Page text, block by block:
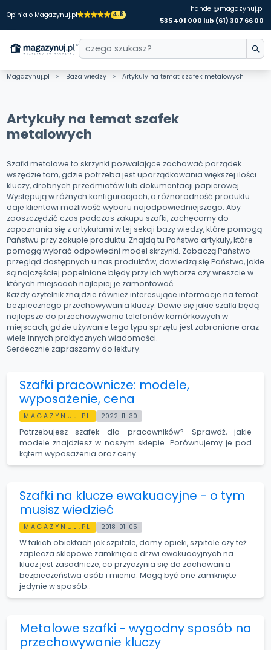
Opinia o Magazynuj.pl 4.8
handel@magazynuj.pl
535 401 000 lub (61) 307 66 00
Magazynuj.pl Baza wiedzy Artykuły na temat szafek metalowych
Artykuły na temat szafek
metalowych
Szafki metalowe to skrzynki pozwalające zachować porządek
wszędzie tam, gdzie potrzeba jest uporządkowania większej ilości
kluczy, drobnych przedmiotów lub dokumentacji papierowej.
Występują w różnych konfiguracjach, a różnorodność produktu
daje klientowi możliwość wyboru najodpowiedniejszego. Aby
zaoszczędzić czas podczas zakupu szafki, zachęcamy do
zapoznania się z artykułami w tej sekcji bazy wiedzy, które pomogą
Państwu przy zakupie produktu. Znajdą tu Państwo artykuły, które
pomogą wybrać odpowiedni model skrzynki. Zobaczą Państwo
przegląd dostępnych u nas produktów, dowiedzą się Państwo, jakie
są najczęściej popełniane błędy przy ich wyborze czy wreszcie w
których miejscach najlepiej je zamontować.
Każdy czytelnik znajdzie również interesujące informacje na temat
bezpiecznego przechowywania kluczy. Dowie się jakie szafki będą
najlepsze do przechowywania telefonów komórkowych w
miejscach, gdzie używanie tego typu sprzętu jest zabronione oraz
wiele innych praktycznych wiadomości.
Serdecznie zapraszamy do lektury.
Szafki pracownicze: modele,
wyposażenie, cena
MAGAZYNUJ.PL 2022-11-30
Potrzebujesz szafek dla pracowników? Sprawdź, jakie
modele znajdziesz w naszym sklepie. Porównujemy je pod
kątem wyposażenia oraz ceny.
Szafki na klucze ewakuacyjne - o tym
musisz wiedzieć
MAGAZYNUJ.PL 2018-01-05
W takich obiektach jak szpitale, domy opieki, szpitale czy też
zaplecza sklepowe zamknięcie drzwi ewakuacyjnych na
klucz jest zasadnicze, co przyczynia się do zachowania
bezpieczeństwa osób i mienia. Mogą być one zamknięte
jedynie w sposób..
Metalowe szafki - wygodny sposób na
przechowywanie kluczy